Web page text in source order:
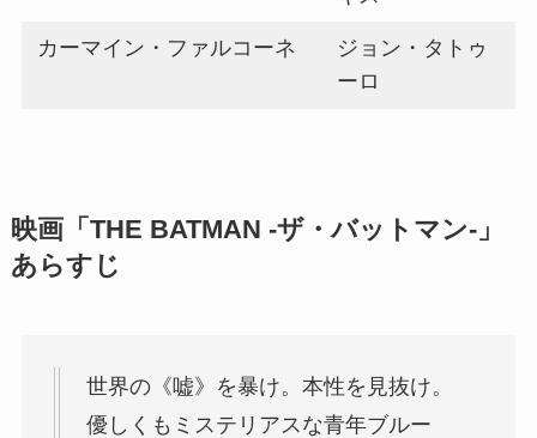
カーマイン・ファルコーネ
ジョン・タトゥ
ーロ
映画「THE BATMAN -ザ・バットマン-」
あらすじ
世界の《嘘》を暴け。本性を見抜け。
優しくもミステリアスな青年ブルー